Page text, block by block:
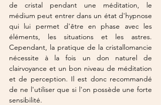
de cristal pendant une méditation, le
médium peut entrer dans un état d'hypnose
qui lui permet d'être en phase avec les
éléments, les situations et les astres.
Cependant, la pratique de la cristallomancie
nécessite à la fois un don naturel de
clairvoyance et un bon niveau de méditation
et de perception. Il est donc recommandé
de ne l'utiliser que si l'on possède une forte
sensibilité.